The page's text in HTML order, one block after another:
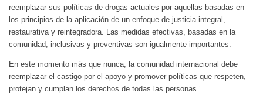
reemplazar sus políticas de drogas actuales por aquellas basadas en
los principios de la aplicación de un enfoque de justicia integral,
restaurativa y reintegradora. Las medidas efectivas, basadas en la
comunidad, inclusivas y preventivas son igualmente importantes.
En este momento más que nunca, la comunidad internacional debe
reemplazar el castigo por el apoyo y promover políticas que respeten,
protejan y cumplan los derechos de todas las personas.”